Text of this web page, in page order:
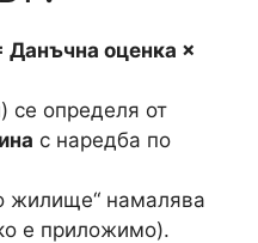
Данъчна оценка ×
се определя от
с наредба по
жилище“ намалява
е приложимо).